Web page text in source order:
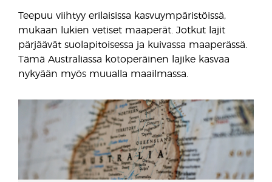
Teepuu viihtyy erilaisissa kasvuympäristöissä,
mukaan lukien vetiset maaperät. Jotkut lajit
pärjäävät suolapitoisessa ja kuivassa maaperässä.
Tämä Australiassa kotoperäinen lajike kasvaa
nykyään myös muualla maailmassa.